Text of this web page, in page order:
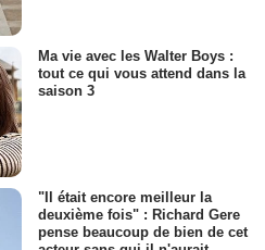
Ma vie avec les Walter Boys :
tout ce qui vous attend dans la
saison 3
"Il était encore meilleur la
deuxième fois" : Richard Gere
pense beaucoup de bien de cet